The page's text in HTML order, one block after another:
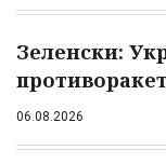
Зеленски:
06.08.2026